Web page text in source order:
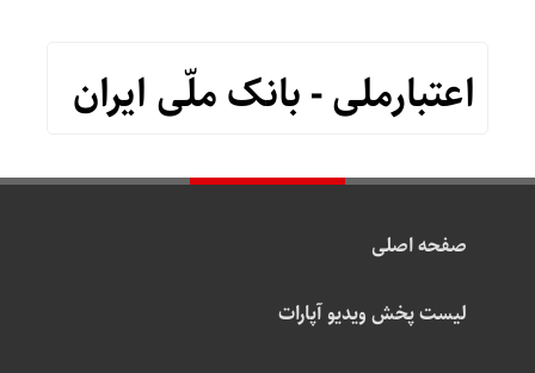
اعتبارملی - بانک ملّی ایران
صفحه اصلی
لیست پخش ویدیو آپارات